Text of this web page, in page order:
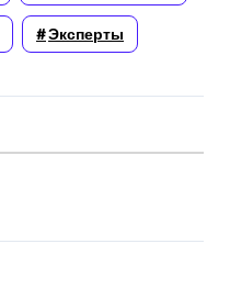
Эксперты